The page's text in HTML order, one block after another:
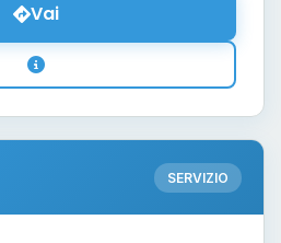
Vai
SERVIZIO